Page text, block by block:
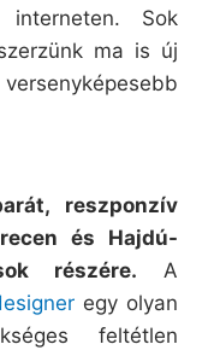
Sok
ma is új
reszponzív
és Hajdú-
részére. A
egy olyan
feltétlen